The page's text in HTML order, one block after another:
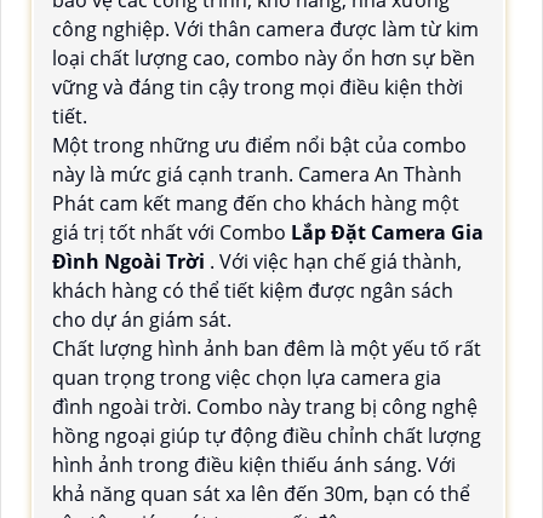
công nghiệp. Với thân camera được làm từ kim
loại chất lượng cao, combo này ổn hơn sự bền
vững và đáng tin cậy trong mọi điều kiện thời
tiết.
Một trong những ưu điểm nổi bật của combo
này là mức giá cạnh tranh. Camera An Thành
Phát cam kết mang đến cho khách hàng một
giá trị tốt nhất với Combo Lắp Đặt Camera Gia
Đình Ngoài Trời . Với việc hạn chế giá thành,
khách hàng có thể tiết kiệm được ngân sách
cho dự án giám sát.
Chất lượng hình ảnh ban đêm là một yếu tố rất
quan trọng trong việc chọn lựa camera gia
đình ngoài trời. Combo này trang bị công nghệ
hồng ngoại giúp tự động điều chỉnh chất lượng
hình ảnh trong điều kiện thiếu ánh sáng. Với
khả năng quan sát xa lên đến 30m, bạn có thể